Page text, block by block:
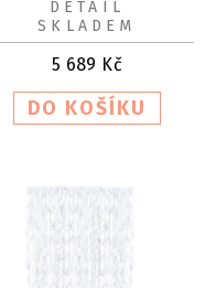
5 689 Kč
DETAIL
SKLADEM